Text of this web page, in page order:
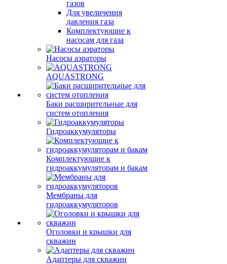
газов
Для увеличения
давления газа
Комплектующие к
насосам для газа
Насосы аэраторы
AQUASTRONG
Баки расширительные для
систем отопления
Гидроаккумуляторы
Комплектующие к
гидроаккумуляторам и бакам
Мембраны для
гидроаккумуляторов
Оголовки и крышки для
скважин
Адаптеры для скважин